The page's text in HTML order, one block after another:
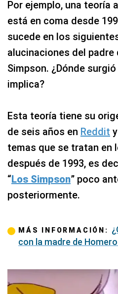
Por ejemplo, una teoría
está en coma desde
sucede en los
alucinaciones del padre
Simpson. ¿Dónde
implica?
Esta teoría tiene su
de seis años en Reddit
temas que se tratan en
después de 1993, es
“Los Simpson” poco
posteriormente.
MÁS INFORMACIÓN:
con la madre de